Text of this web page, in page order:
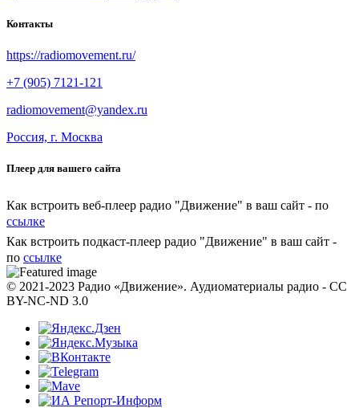
Контакты
https://radiomovement.ru/
+7 (905) 7121-121
radiomovement@yandex.ru
Россия, г. Москва
Плеер для вашего сайта
Как встроить веб-плеер радио "Движение" в ваш сайт - по
ссылке
Как встроить подкаст-плеер радио "Движение" в ваш сайт -
по ссылке
© 2021-2023 Радио «Движение». Аудиоматериалы радио - CC
BY-NC-ND 3.0